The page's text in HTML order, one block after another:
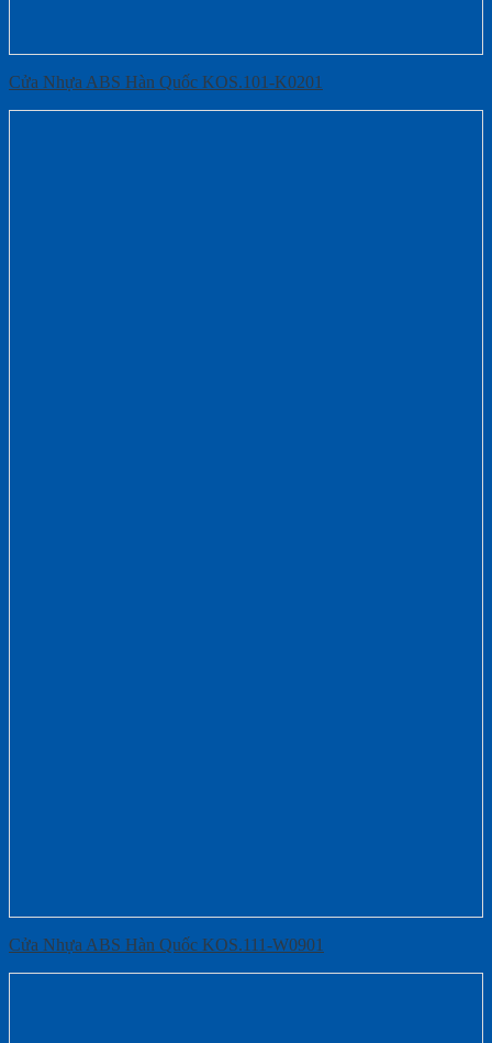
Cửa Nhựa ABS Hàn Quốc KOS.101-K0201
Cửa Nhựa ABS Hàn Quốc KOS.111-W0901